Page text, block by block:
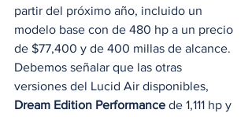
partir del próximo año, incluido un
modelo base con de 480 hp a un precio
de $77,400 y de 400 millas de alcance.
Debemos señalar que las otras
versiones del Lucid Air disponibles,
Dream Edition Performance de 1,111 hp y